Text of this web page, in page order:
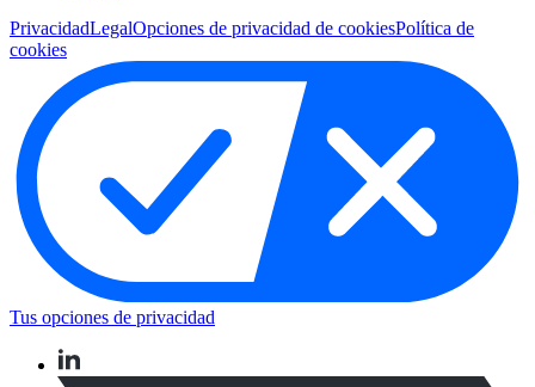
PrivacidadLegalOpciones de privacidad de cookiesPolítica de
cookies
Tus opciones de privacidad